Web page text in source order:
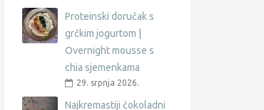
Proteinski doručak s
grčkim jogurtom |
Overnight mousse s
chia sjemenkama
29. srpnja 2026.
Najkremastiji čokoladni